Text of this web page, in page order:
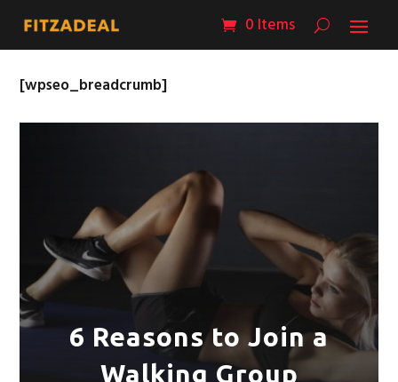
0 Items
[wpseo_breadcrumb]
6 Reasons to Join a
Walking Group